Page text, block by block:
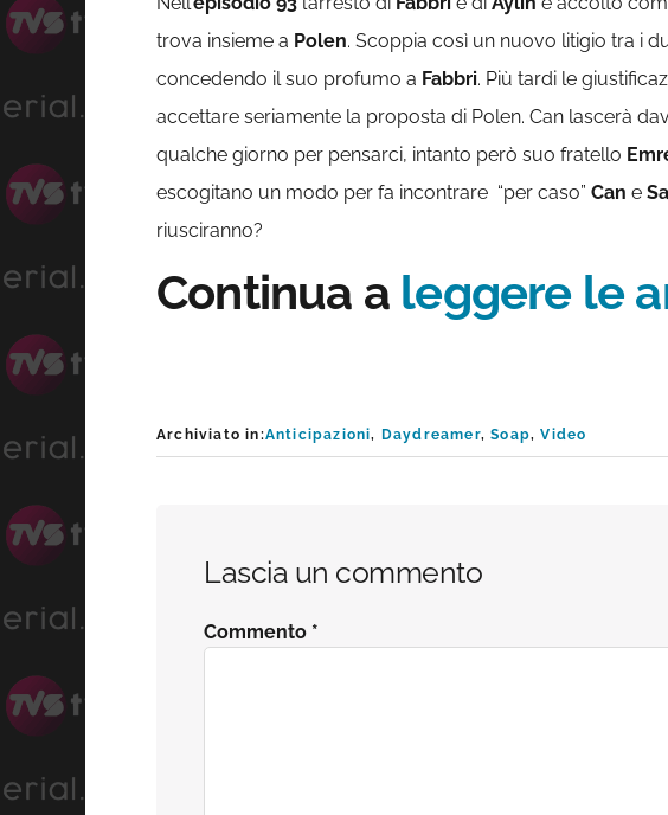
trova insieme a Polen. Scoppia così un nuovo litigio tra i
concedendo il suo profumo a Fabbri. Più tardi le
accettare seriamente la proposta di Polen. Can lascerà
qualche giorno per pensarci, intanto però suo fratello
escogitano un modo per fa incontrare “per caso” Can e
riusciranno?
Continua a leggere le
Archiviato in:Anticipazioni, Daydreamer,Soap,Video
Lascia un commento
Commento *